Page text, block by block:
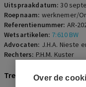
Over de
Uitspraakdatum:30
Roepnaam: werknemer/
Referentienummer: AR-
Wetsartikelen: 7:610 BW
Advocaten: J.H.A. Nieste
Rechters: P.H.M. Kuster
Trefwoorden